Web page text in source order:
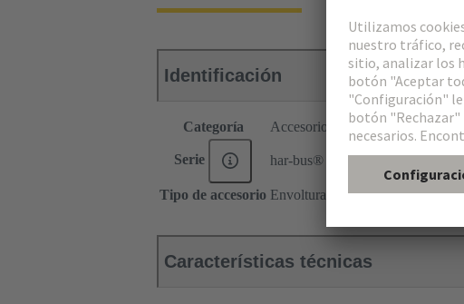
Identificación
Categoría Accesorios
Serie har-bus® 64
Tipo de accesorio Envoltura de contacto
Características técnicas